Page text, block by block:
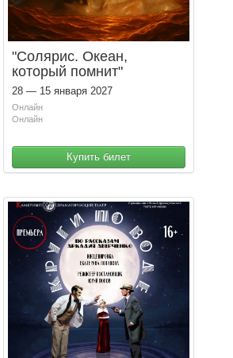
"Солярис. Океан,
который помнит"
28 — 15 января 2027
Онлайн
Онлайн
Купить билет